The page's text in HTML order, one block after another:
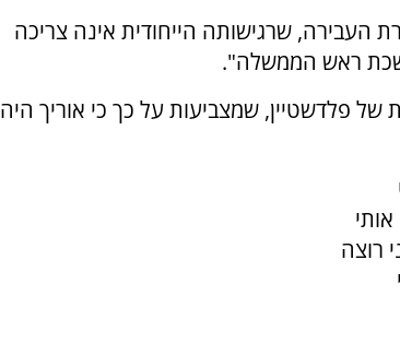
העבירה, שרגישותה הייחודית אינה צריכה
ראש הממשלה".
פלדשטיין, שמצביעות על כך כי אוריך היה
רוצה